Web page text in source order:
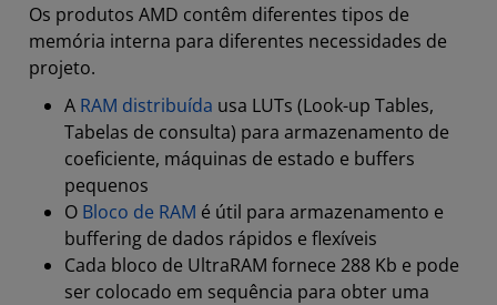
Os produtos AMD contêm diferentes tipos de
memória interna para diferentes necessidades de
projeto.
A RAM distribuída usa LUTs (Look-up Tables,
Tabelas de consulta) para armazenamento de
coeficiente, máquinas de estado e buffers
pequenos
O Bloco de RAM é útil para armazenamento e
buffering de dados rápidos e flexíveis
Cada bloco de UltraRAM fornece 288 Kb e pode
ser colocado em sequência para obter uma